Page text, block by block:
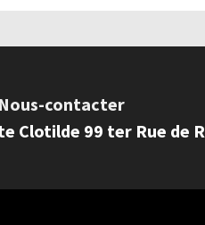
Nous-contacter
Clotilde 99 ter Rue de